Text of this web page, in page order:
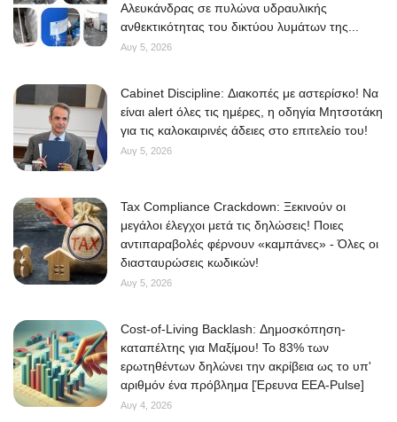
Αλευκάνδρας σε πυλώνα υδραυλικής
ανθεκτικότητας του δικτύου λυμάτων της...
Αυγ 5, 2026
Cabinet Discipline: Διακοπές με αστερίσκο! Να
είναι alert όλες τις ημέρες, η οδηγία Μητσοτάκη
για τις καλοκαιρινές άδειες στο επιτελείο του!
Αυγ 5, 2026
Tax Compliance Crackdown: Ξεκινούν οι
μεγάλοι έλεγχοι μετά τις δηλώσεις! Ποιες
αντιπαραβολές φέρνουν «καμπάνες» - Όλες οι
διασταυρώσεις κωδικών!
Αυγ 5, 2026
Cost-of-Living Backlash: Δημοσκόπηση-
καταπέλτης για Μαξίμου! Το 83% των
ερωτηθέντων δηλώνει την ακρίβεια ως το υπ'
αριθμόν ένα πρόβλημα [Έρευνα ΕΕΑ-Pulse]
Αυγ 4, 2026